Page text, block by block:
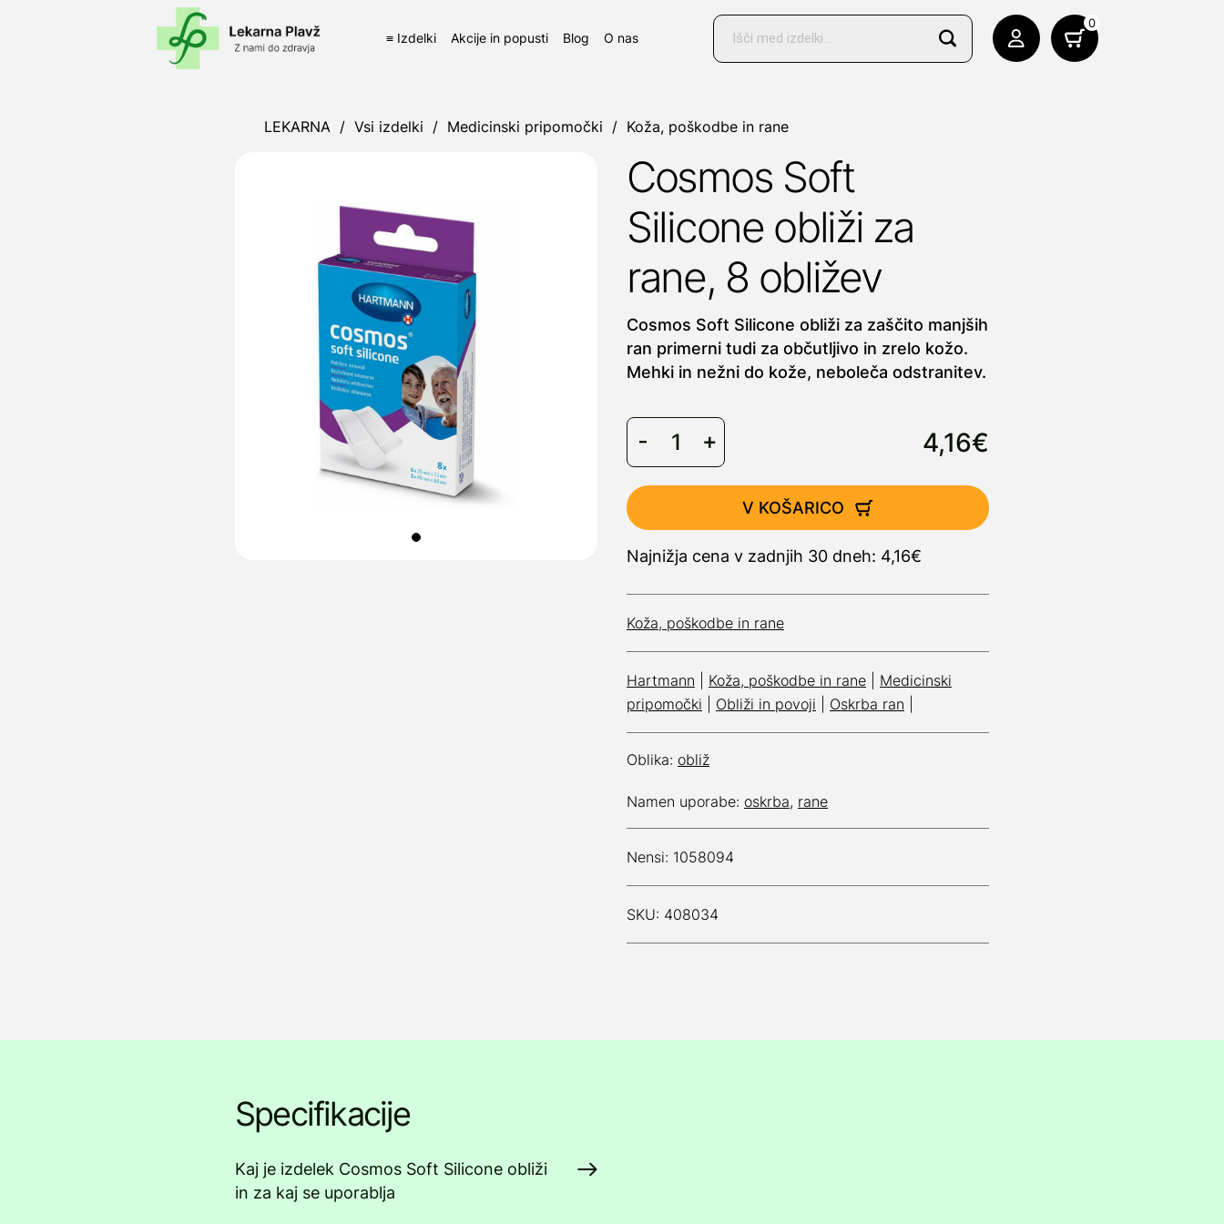
≡ Izdelki Akcije in popusti Blog O nas
Products
search
0
LEKARNA / Vsi izdelki / Medicinski pripomočki / Koža, poškodbe in rane
Cosmos Soft
Silicone obliži za
rane, 8 obližev
Cosmos Soft Silicone obliži za zaščito manjših
ran primerni tudi za občutljivo in zrelo kožo.
Mehki in nežni do kože, neboleča odstranitev.
4,16€
V KOŠARICO
Najnižja cena v zadnjih 30 dneh: 4,16€
Koža, poškodbe in rane
Hartmann Koža, poškodbe in rane
Medicinski
pripomočki
Obliži in povoji Oskrba ran
Oblika: obliž
Namen uporabe: oskrba, rane
Nensi: 1058094
SKU: 408034
Specifikacije
Kaj je izdelek Cosmos Soft Silicone obliži
in za kaj se uporablja